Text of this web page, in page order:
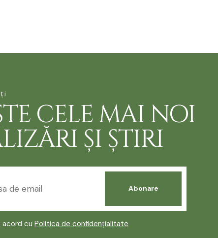
CELE MAI NOI
ȘI ȘTIRI
acord cu Politica de confidențialitate